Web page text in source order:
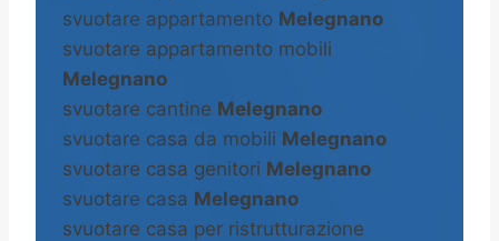
svuotare appartamento Melegnano
svuotare appartamento mobili
Melegnano
svuotare cantine Melegnano
svuotare casa da mobili Melegnano
svuotare casa genitori Melegnano
svuotare casa Melegnano
svuotare casa per ristrutturazione